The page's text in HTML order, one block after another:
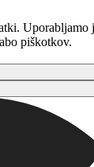
piškotkov.